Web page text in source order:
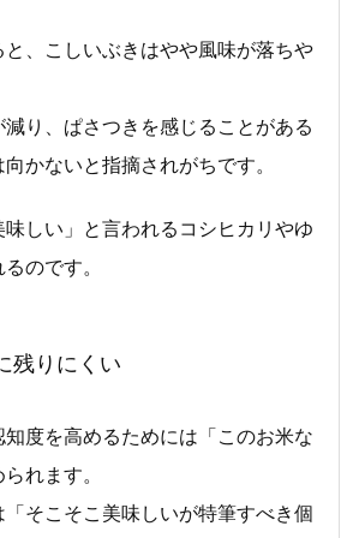
、こしいぶきはやや風味が落ちや
り、ぱさつきを感じることがある
かないと指摘されがちです。
しい」と言われるコシヒカリやゆ
のです。
残りにくい
度を高めるためには「このお米な
れます。
そこそこ美味しいが特筆すべき個